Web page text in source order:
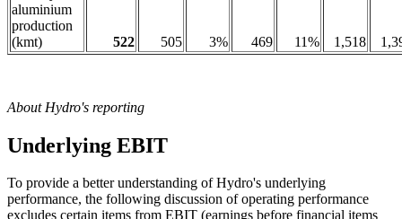
aluminium
production
(kmt)
522 505 3% 469 11% 1,518
About Hydro's reporting
Underlying EBIT
To provide a better understanding of Hydro's underlying
performance, the following discussion of operating performance
excludes certain items from EBIT (earnings before financial items